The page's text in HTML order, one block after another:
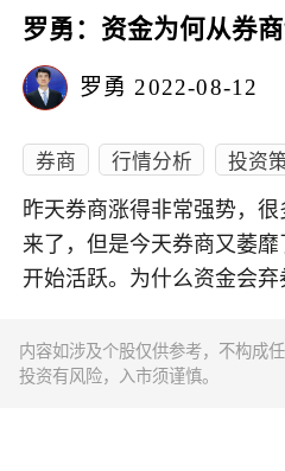
罗勇：资金为何从券商
罗勇 2022-08-12
券商 行情分析 投资
昨天券商涨得非常强势，
来了，但是今天券商又萎
开始活跃。为什么资金会弃
内容如涉及个股仅供参考，不构成
投资有风险，入市须谨慎。